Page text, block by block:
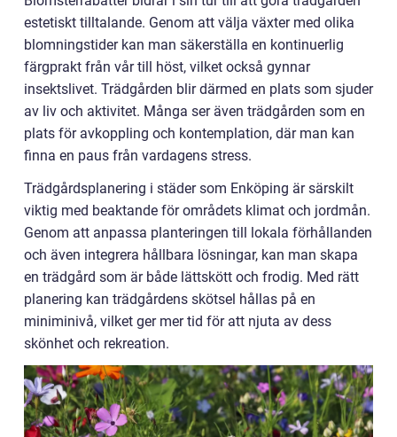
estetiskt tilltalande. Genom att välja växter med olika
blomningstider kan man säkerställa en kontinuerlig
färgprakt från vår till höst, vilket också gynnar
insektslivet. Trädgården blir därmed en plats som sjuder
av liv och aktivitet. Många ser även trädgården som en
plats för avkoppling och kontemplation, där man kan
finna en paus från vardagens stress.
Trädgårdsplanering i städer som Enköping är särskilt
viktig med beaktande för områdets klimat och jordmån.
Genom att anpassa planteringen till lokala förhållanden
och även integrera hållbara lösningar, kan man skapa
en trädgård som är både lättskött och frodig. Med rätt
planering kan trädgårdens skötsel hållas på en
miniminivå, vilket ger mer tid för att njuta av dess
skönhet och rekreation.